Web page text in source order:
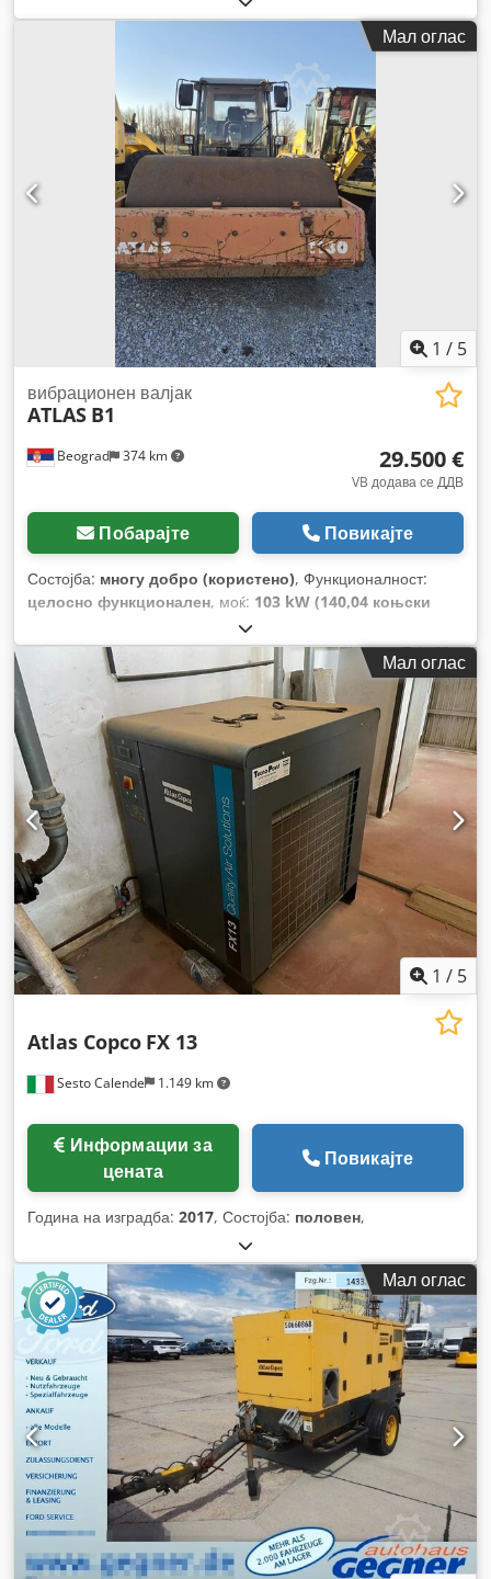
Мал оглас
1 / 5
Beograd 374 km
вибрационен валјак
ATLAS B1
29.500 €
VB додава се ДДВ
Побарајте Повикајте
Состојба: многу добро (користено), Функционалност:
целосно функционален, моќ: 103 kW (140,04 коњски
13.400 кг
Година на изградба:2012, број на машина/возило:
26013220111905, ОДЛИЧНА СОСТОЈБА Csdpfx Aozf
Ihwoirsha
Мал оглас
1 / 5
Sesto Calende 1.149 km
Atlas Copco FX 13
цената
Повикајте
Година на изградба: 2017, Состојба: половен,
Мал оглас